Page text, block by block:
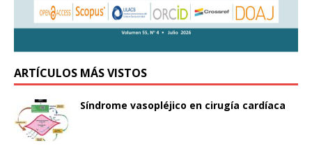
ARTÍCULOS MÁS VISTOS
Síndrome vasopléjico en cirugía cardíaca